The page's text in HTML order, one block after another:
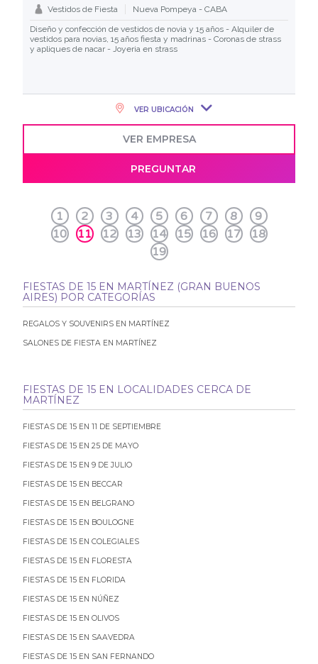
Vestidos de Fiesta
Nueva Pompeya - CABA
Diseño y confección de vestidos de novia y 15 años - Alquiler de
vestidos para novias, 15 años fiesta y madrinas - Coronas de strass
y apliques de nacar - Joyeria en strass
VER UBICACIÓN
VER EMPRESA
PREGUNTAR
1 2 3 4 5 6 7 8
9
10
11 12 13 14 15 16 17
18
19
FIESTAS DE 15 EN MARTÍNEZ (GRAN BUENOS
AIRES) POR CATEGORÍAS
REGALOS Y SOUVENIRS EN MARTÍNEZ
SALONES DE FIESTA EN MARTÍNEZ
FIESTAS DE 15 EN LOCALIDADES CERCA DE
MARTÍNEZ
FIESTAS DE 15 EN 11 DE SEPTIEMBRE
FIESTAS DE 15 EN 25 DE MAYO
FIESTAS DE 15 EN 9 DE JULIO
FIESTAS DE 15 EN BECCAR
FIESTAS DE 15 EN BELGRANO
FIESTAS DE 15 EN BOULOGNE
FIESTAS DE 15 EN COLEGIALES
FIESTAS DE 15 EN FLORESTA
FIESTAS DE 15 EN FLORIDA
FIESTAS DE 15 EN NÚÑEZ
FIESTAS DE 15 EN OLIVOS
FIESTAS DE 15 EN SAAVEDRA
FIESTAS DE 15 EN SAN FERNANDO